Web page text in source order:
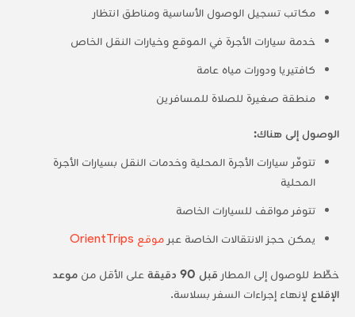
مكاتب تسجيل الوصول الأساسية ومناطق انتظار
خدمة سيارات الأجرة في الموقع وخيارات النقل الخاص
كافتيريا ودورات مياه عامة
منطقة صغيرة للصلاة للمسافرين
الوصول إلى هناك:
تتوفّر سيارات الأجرة المحلية وخدمات النقل بسيارات الأجرة
المحلية
تتوفر مواقف للسيارات الخاصة
يمكن حجز الانتقالات الخاصة عبر موقع OrientTrips
خطِّط للوصول إلى المطار قبل 90 دقيقة على الأقل من موعد
الإقلاع لإنهاء إجراءات السفر بسلاسة.